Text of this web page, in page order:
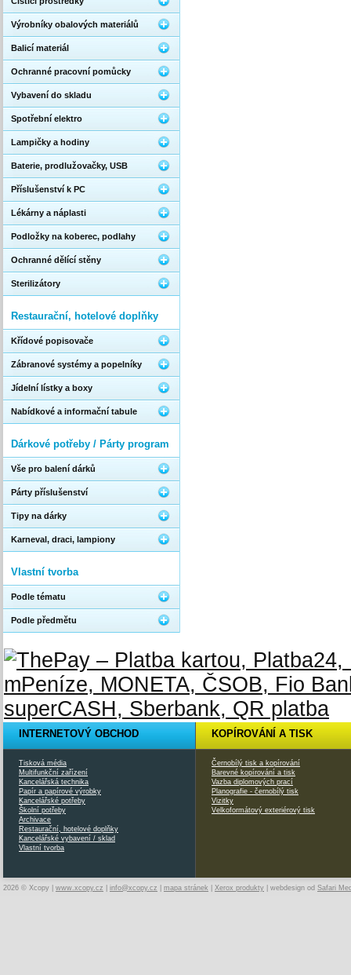
Výrobníky obalových materiálů
Balicí materiál
Ochranné pracovní pomůcky
Vybavení do skladu
Spotřební elektro
Lampičky a hodiny
Baterie, prodlužovačky, USB
Příslušenství k PC
Lékárny a náplasti
Podložky na koberec, podlahy
Ochranné dělící stěny
Sterilizátory
Restaurační, hotelové doplňky
Křídové popisovače
Zábranové systémy a popelníky
Jídelní lístky a boxy
Nabídkové a informační tabule
Dárkové potřeby / Párty program
Vše pro balení dárků
Párty příslušenství
Tipy na dárky
Karneval, draci, lampiony
Vlastní tvorba
Podle tématu
Podle předmětu
INTERNETOVÝ OBCHOD
Tisková média
Multifunkční zařízení
Kancelářská technika
Papír a papírové výrobky
Kancelářské potřeby
Školní potřeby
Archivace
Restaurační, hotelové doplňky
Kancelářské vybavení / sklad
Vlastní tvorba
KOPÍROVÁNÍ A TISK
Černobílý tisk a kopírování
Barevné kopírování a tisk
Vazba diplomových prací
Planografie - černobílý tisk
Vizitky
Velkoformátový exteriérový tisk
2026 © Xcopy | www.xcopy.cz info@xcopy.cz mapa stránek Xerox produkty | webdesign od Safari